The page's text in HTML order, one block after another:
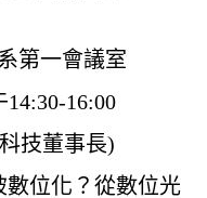
第一會議室
16:00
技董事長)
數位化？從數位光